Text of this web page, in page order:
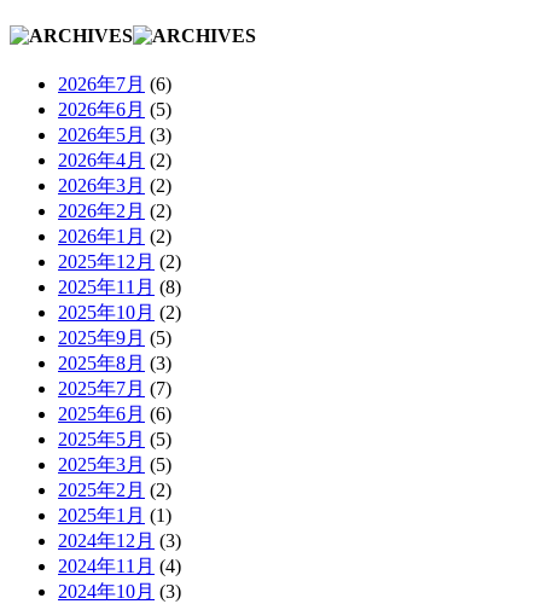
2026年7月 (6)
2026年6月 (5)
2026年5月 (3)
2026年4月 (2)
2026年3月 (2)
2026年2月 (2)
2026年1月 (2)
2025年12月 (2)
2025年11月 (8)
2025年10月 (2)
2025年9月 (5)
2025年8月 (3)
2025年7月 (7)
2025年6月 (6)
2025年5月 (5)
2025年3月 (5)
2025年2月 (2)
2025年1月 (1)
2024年12月 (3)
2024年11月 (4)
2024年10月 (3)